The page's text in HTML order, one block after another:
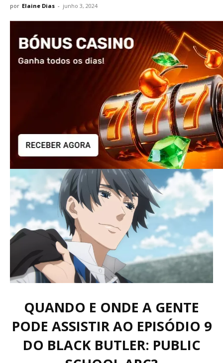
por Elaine Dias - junho 3, 2024
QUANDO E ONDE A GENTE
PODE ASSISTIR AO EPISÓDIO 9
DO BLACK BUTLER: PUBLIC